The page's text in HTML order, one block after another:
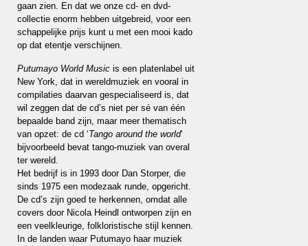
gaan zien. En dat we onze cd- en dvd-
collectie enorm hebben uitgebreid, voor een
schappelijke prijs kunt u met een mooi kado
op dat etentje verschijnen.
Putumayo World Music is een platenlabel uit
New York, dat in wereldmuziek en vooral in
compilaties daarvan gespecialiseerd is, dat
wil zeggen dat de cd’s niet per sé van één
bepaalde band zijn, maar meer thematisch
van opzet: de cd ‘Tango around the world‘
bijvoorbeeld bevat tango-muziek van overal
ter wereld.
Het bedrijf is in 1993 door Dan Storper, die
sinds 1975 een modezaak runde, opgericht.
De cd’s zijn goed te herkennen, omdat alle
covers door Nicola Heindl ontworpen zijn en
een veelkleurige, folkloristische stijl kennen.
In de landen waar Putumayo haar muziek